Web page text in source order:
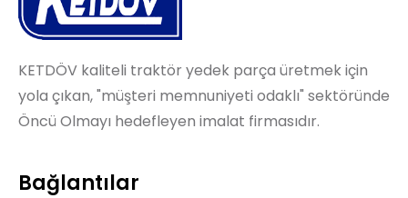
KETDÖV kaliteli traktör yedek parça üretmek için
yola çıkan, "müşteri memnuniyeti odaklı" sektöründe
Öncü Olmayı hedefleyen imalat firmasıdır.
Bağlantılar